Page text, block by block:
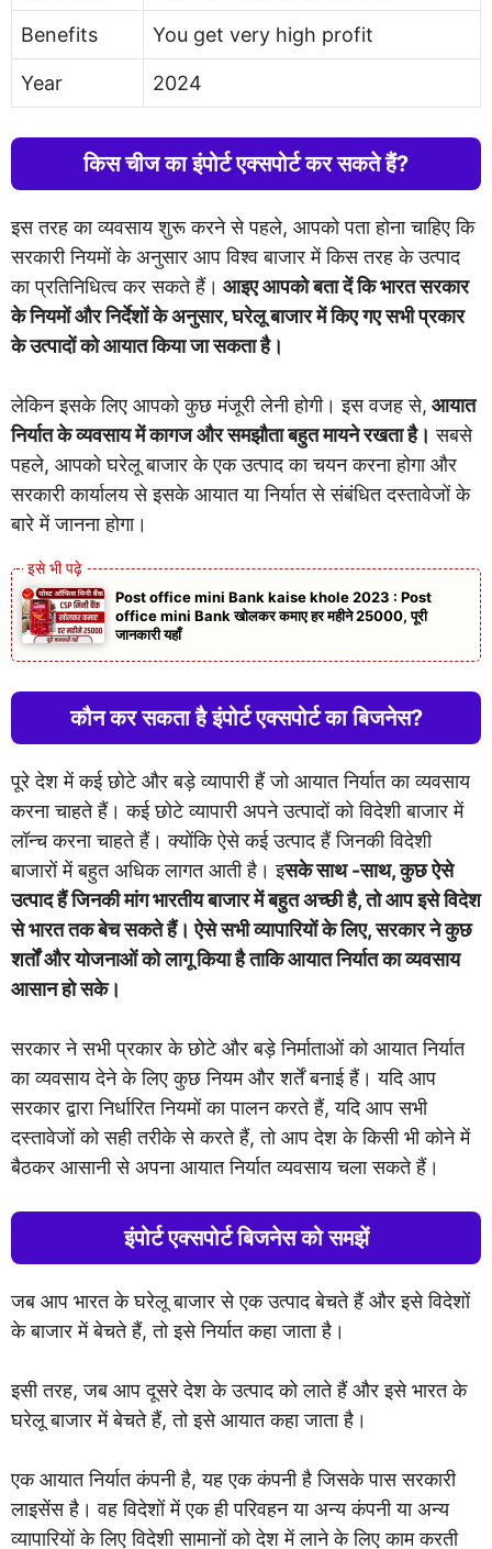
Benefits You get very high profit
Year 2024
किस चीज का इंपोर्ट एक्सपोर्ट कर सकते हैं?
इस तरह का व्यवसाय शुरू करने से पहले, आपको पता होना चाहिए कि
सरकारी नियमों के अनुसार आप विश्व बाजार में किस तरह के उत्पाद
का प्रतिनिधित्व कर सकते हैं। आइए आपको बता दें कि भारत सरकार
के नियमों और निर्देशों के अनुसार, घरेलू बाजार में किए गए सभी प्रकार
के उत्पादों को आयात किया जा सकता है।
लेकिन इसके लिए आपको कुछ मंजूरी लेनी होगी। इस वजह से, आयात
निर्यात के व्यवसाय में कागज और समझौता बहुत मायने रखता है। सबसे
पहले, आपको घरेलू बाजार के एक उत्पाद का चयन करना होगा और
सरकारी कार्यालय से इसके आयात या निर्यात से संबंधित दस्तावेजों के
बारे में जानना होगा।
Post office mini Bank kaise khole 2023 : Post
office mini Bank खोलकर कमाए हर महीने 25000, पूरी
जानकारी यहाँ
कौन कर सकता है इंपोर्ट एक्सपोर्ट का बिजनेस?
पूरे देश में कई छोटे और बड़े व्यापारी हैं जो आयात निर्यात का व्यवसाय
करना चाहते हैं। कई छोटे व्यापारी अपने उत्पादों को विदेशी बाजार में
लॉन्च करना चाहते हैं। क्योंकि ऐसे कई उत्पाद हैं जिनकी विदेशी
बाजारों में बहुत अधिक लागत आती है। इसके साथ -साथ, कुछ ऐसे
उत्पाद हैं जिनकी मांग भारतीय बाजार में बहुत अच्छी है, तो आप इसे विदेश
से भारत तक बेच सकते हैं। ऐसे सभी व्यापारियों के लिए, सरकार ने कुछ
शर्तों और योजनाओं को लागू किया है ताकि आयात निर्यात का व्यवसाय
आसान हो सके।
सरकार ने सभी प्रकार के छोटे और बड़े निर्माताओं को आयात निर्यात
का व्यवसाय देने के लिए कुछ नियम और शर्तें बनाई हैं। यदि आप
सरकार द्वारा निर्धारित नियमों का पालन करते हैं, यदि आप सभी
दस्तावेजों को सही तरीके से करते हैं, तो आप देश के किसी भी कोने में
बैठकर आसानी से अपना आयात निर्यात व्यवसाय चला सकते हैं।
इंपोर्ट एक्सपोर्ट बिजनेस को समझें
जब आप भारत के घरेलू बाजार से एक उत्पाद बेचते हैं और इसे विदेशों
के बाजार में बेचते हैं, तो इसे निर्यात कहा जाता है।
इसी तरह, जब आप दूसरे देश के उत्पाद को लाते हैं और इसे भारत के
घरेलू बाजार में बेचते हैं, तो इसे आयात कहा जाता है।
एक आयात निर्यात कंपनी है, यह एक कंपनी है जिसके पास सरकारी
लाइसेंस है। वह विदेशों में एक ही परिवहन या अन्य कंपनी या अन्य
व्यापारियों के लिए विदेशी सामानों को देश में लाने के लिए काम करती